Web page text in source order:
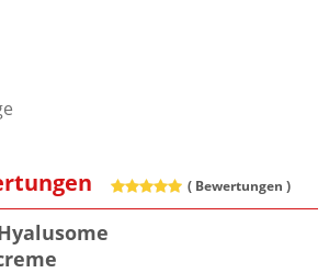
( Bewertungen )
Hyalusome